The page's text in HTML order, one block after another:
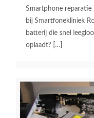
Smartphone reparatie
bij Smartfonekliniek
batterij die snel
oplaadt? […]